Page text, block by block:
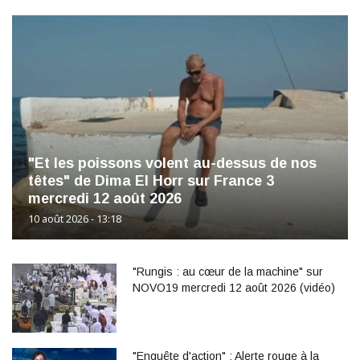
"Et les poissons volent au-dessus de nos
têtes" de Dima El Horr sur France 3
mercredi 12 août 2026
10 août 2026 - 13:18
"Rungis : au cœur de la machine" sur
NOVO19 mercredi 12 août 2026 (vidéo)
"Enquête d'action" : Alerte rouge à la